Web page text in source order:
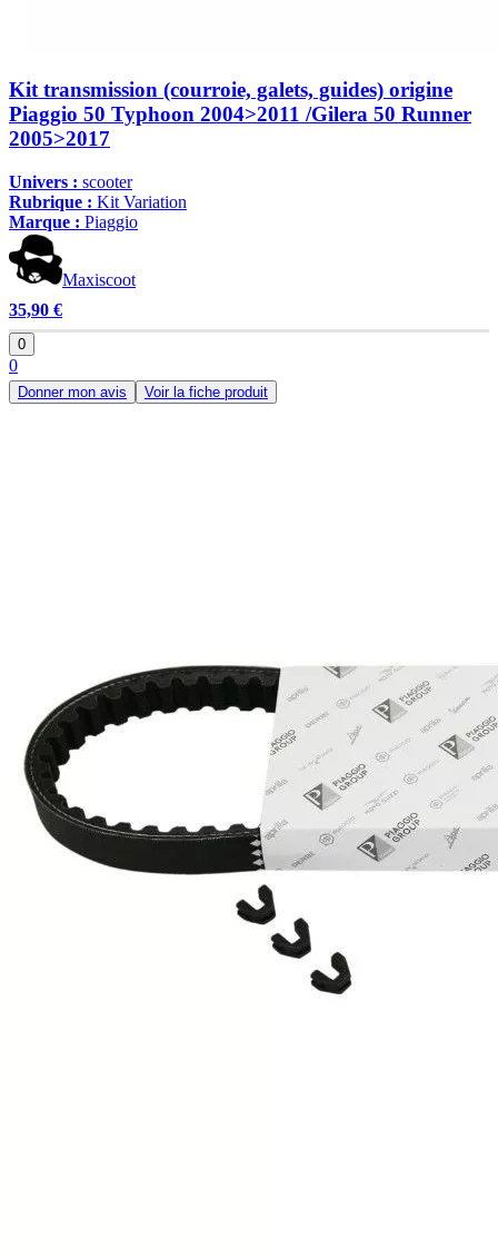
Kit transmission (courroie, galets, guides) origine
Piaggio 50 Typhoon 2004>2011 /Gilera 50 Runner
2005>2017
Univers : scooter
Rubrique : Kit Variation
Marque : Piaggio
Maxiscoot
35,90 €
0
0
Donner mon avis Voir la fiche produit